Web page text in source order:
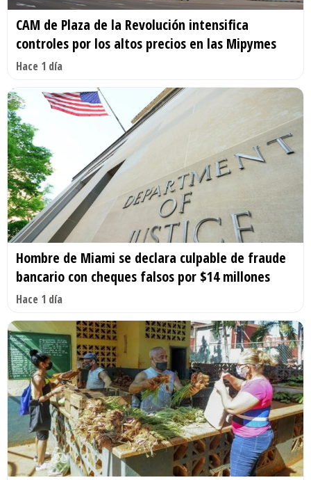
CAM de Plaza de la Revolución intensifica
controles por los altos precios en las Mipymes
Hace 1 día
Hombre de Miami se declara culpable de fraude
bancario con cheques falsos por $14 millones
Hace 1 día